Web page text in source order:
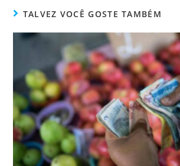
TALVEZ VOCÊ GOSTE TAMBÉM